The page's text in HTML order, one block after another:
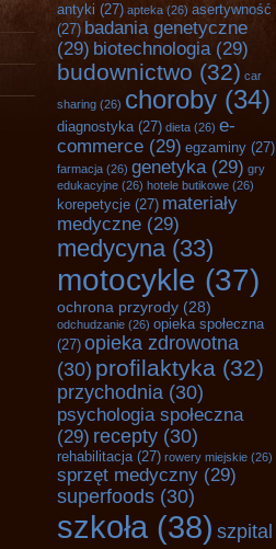
antyki (27) apteka (26) asertywność
(27) badania genetyczne
(29) biotechnologia (29)
budownictwo (32) car
sharing (26) choroby (34)
diagnostyka(27) dieta (26) e-
commerce (29) egzaminy (27)
farmacja (26) genetyka (29) gry
edukacyjne (26) hotele butikowe (26)
korepetycje (27) materiały
medyczne (29)
medycyna(33)
motocykle (37)
ochrona przyrody (28)
odchudzanie (26) opieka społeczna
(27) opieka zdrowotna
(30) profilaktyka (32)
przychodnia (30)
psychologia społeczna
(29) recepty (30)
rehabilitacja(27) rowery miejskie (26)
sprzęt medyczny (29)
superfoods (30)
szkoła (38) szpital